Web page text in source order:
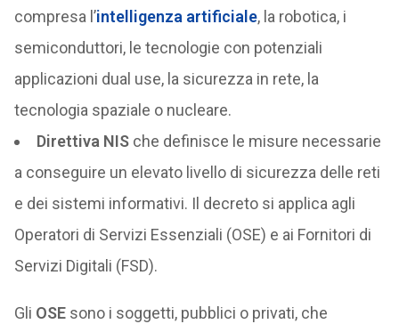
compresa l’intelligenza artificiale, la robotica, i
semiconduttori, le tecnologie con potenziali
applicazioni dual use, la sicurezza in rete, la
tecnologia spaziale o nucleare.
Direttiva NISche definisce le misure necessarie
a conseguire un elevato livello di sicurezza delle reti
e dei sistemi informativi. Il decreto si applica agli
Operatori di Servizi Essenziali (OSE) e ai Fornitori di
Servizi Digitali (FSD).
Gli OSEsono i soggetti, pubblici o privati, che